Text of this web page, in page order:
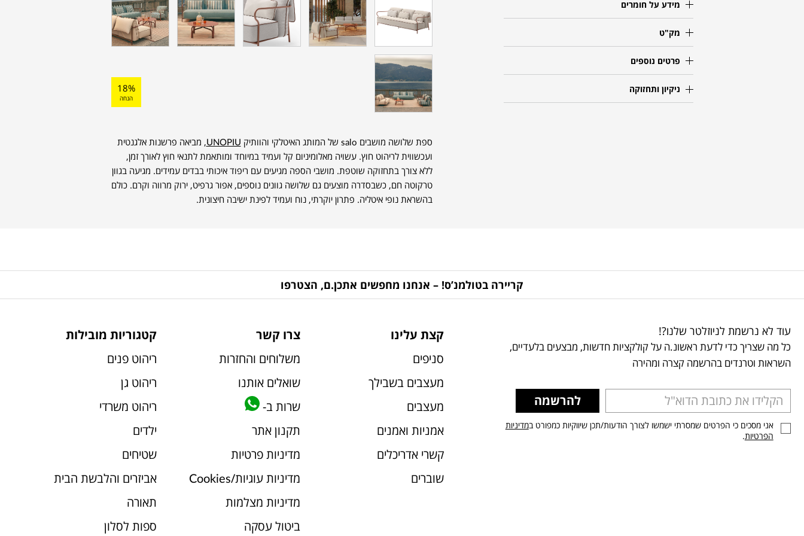
מידע על חומרים
מק"ט
פרטים נוספים
ניקיון ותחזוקה 18%
הנחה
ספת שלושה מושבים salo של המותג האיטלקי והוותיק UNOPIU, מביאה פרשנות אלגנטית
ועכשווית לריהוט חוץ. עשויה מאלומיניום קל ועמיד במיוחד ומותאמת לתנאי חוץ לאורך זמן,
ללא צורך בתחזוקה שוטפת. מושבי הספה מגיעים עם ריפוד איכותי בבדים עמידים. מגיעה בגוון
טרקוטה חם, כשבסדרה מוצעים גם שלושה גוונים נוספים, אפור גרפיט, ירוק מרווה וקרם. כולם
בהשראת נופי איטליה. פתרון יוקרתי, נוח ועמיד לפינת ישיבה חיצונית.
קריירה בטולמנ’ס! – אנחנו מחפשים אתכן.ם, הצטרפו
עוד לא נרשמת לניוזלטר שלנו?!
כל מה שצריך כדי לדעת ראשונ.ה על קולקציות חדשות, מבצעים בלעדיים,
השראות וטרנדים בהרשמה קצרה ומהירה
להרשמה
אני מסכים כי הפרטים שמסרתי ישמשו לצורך הודעות/תכן שיווקיות כמפורט במדיניות
הפרטיות.
קצת עלינו
סניפים
מעצבים בשבילך
מעצבים
אמניות ואמנים
קשרי אדריכלים
שוברים
צרו קשר
משלוחים והחזרות
שואלים אותנו
שרות ב-
תקנון אתר
מדיניות פרטיות
מדיניות עוגיות/Cookies
מדיניות מצלמות
ביטול עסקה
קטגוריות מובילות
ריהוט פנים
ריהוט גן
ריהוט משרדי
ילדים
שטיחים
אביזרים והלבשת הבית
תאורה
ספות לסלון